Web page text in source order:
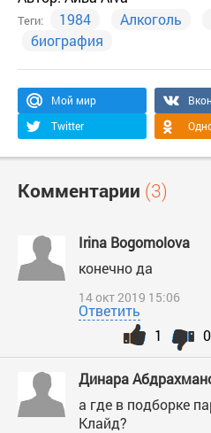
Теги: 1984 Алкоголь
биография
Мой мир
Twitter
Комментарии (3)
Irina Bogomolova
конечно да
14 окт 2019 15:06
Ответить
0
1
Динара
а где в подборке
Клайд?